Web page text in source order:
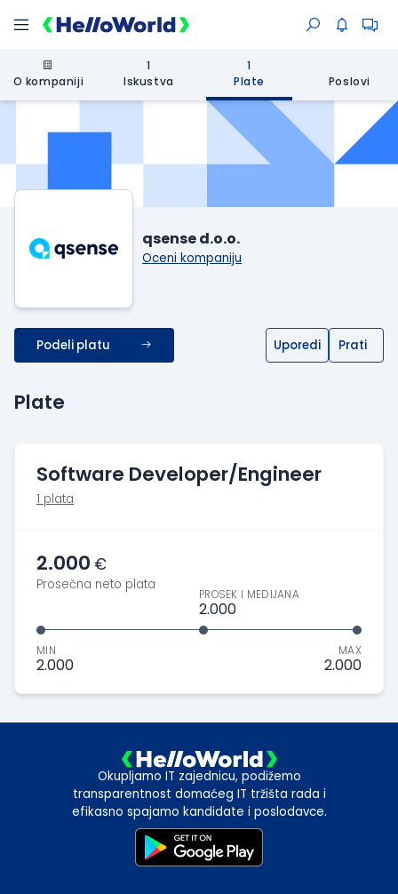
O kompaniji
1
Iskustva
1
Plate
Poslovi
qsense d.o.o.
Oceni kompaniju
Podeli platu Uporedi Prati
Plate
Software Developer/Engineer
1 plata
2.000 €
Prosečna neto plata
MIN
2.000
PROSEK I MEDIJANA
2.000
MAX
2.000
Okupljamo IT zajednicu, podižemo
transparentnost domaćeg IT tržišta rada i
efikasno spajamo kandidate i poslodavce.